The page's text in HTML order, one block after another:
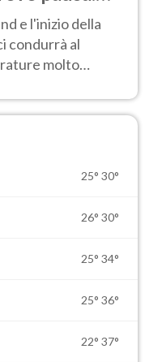
e l'inizio della
condurrà al
molto
25° 30°
26° 30°
25° 34°
25° 36°
22° 37°